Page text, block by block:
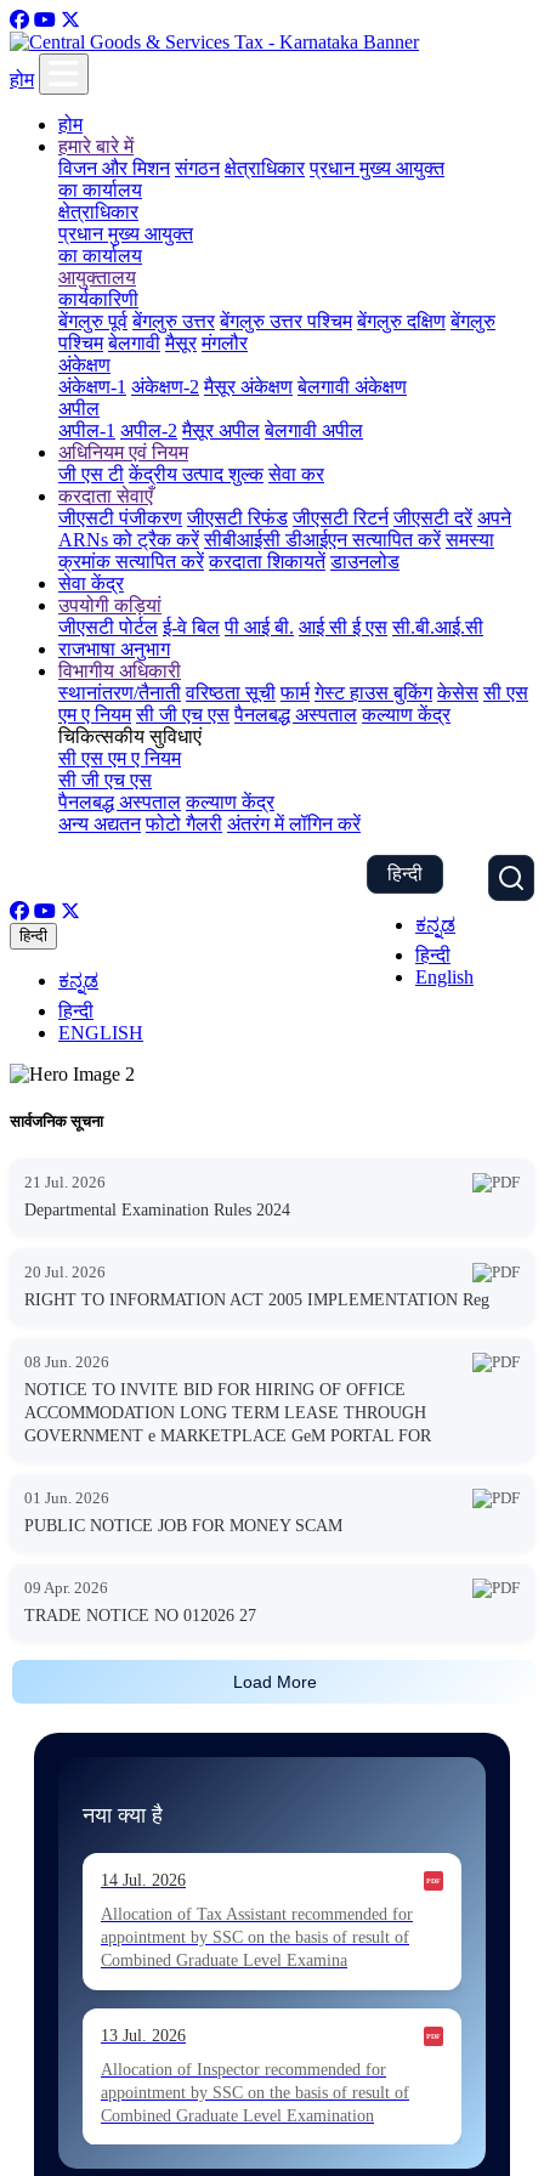
होम
होम
हमारे बारे में
विजन और मिशन संगठन क्षेत्राधिकार प्रधान मुख्य आयुक्त
का कार्यालय
क्षेत्राधिकार
प्रधान मुख्य आयुक्त
का कार्यालय
आयुक्तालय
कार्यकारिणी
बेंगलुरु पूर्व बेंगलुरु उत्तर बेंगलुरु उत्तर पश्चिम बेंगलुरु दक्षिण बेंगलुरु
पश्चिम बेलगावी मैसूर मंगलौर
अंकेक्षण
अंकेक्षण-1 अंकेक्षण-2 मैसूर अंकेक्षण बेलगावी अंकेक्षण
अपील
अपील-1 अपील-2 मैसूर अपील बेलगावी अपील
अधिनियम एवं नियम
जी एस टी केंद्रीय उत्पाद शुल्क सेवा कर
करदाता सेवाएँ
जीएसटी पंजीकरण जीएसटी रिफंड जीएसटी रिटर्न जीएसटी दरें अपने
ARNs को ट्रैक करें सीबीआईसी डीआईएन सत्यापित करें समस्या
क्रमांक सत्यापित करें करदाता शिकायतें डाउनलोड
सेवा केंद्र
उपयोगी कड़ियां
जीएसटी पोर्टल ई-वे बिल पी आई बी. आई सी ई एस सी.बी.आई.सी
राजभाषा अनुभाग
विभागीय अधिकारी
स्थानांतरण/तैनाती वरिष्ठता सूची फार्म गेस्ट हाउस बुकिंग केसेस सी एस
एम ए नियम सी जी एच एस पैनलबद्ध अस्पताल कल्याण केंद्र
चिकित्सकीय सुविधाएं
सी एस एम ए नियम
सी जी एच एस
पैनलबद्ध अस्पताल कल्याण केंद्र
अन्य अद्यतन फोटो गैलरी अंतरंग में लॉगिन करें
हिन्दी
ಕನ್ನಡ
हिन्दी
English
हिन्दी
ಕನ್ನಡ
हिन्दी
ENGLISH
सार्वजनिक सूचना
21 Jul. 2026
Departmental Examination Rules 2024
20 Jul. 2026
RIGHT TO INFORMATION ACT 2005 IMPLEMENTATION Reg
08 Jun. 2026
NOTICE TO INVITE BID FOR HIRING OF OFFICE
ACCOMMODATION LONG TERM LEASE THROUGH
GOVERNMENT e MARKETPLACE GeM PORTAL FOR
01 Jun. 2026
PUBLIC NOTICE JOB FOR MONEY SCAM
09 Apr. 2026
TRADE NOTICE NO 012026 27
Load More
नया क्या है
14 Jul. 2026
Allocation of Tax Assistant recommended for
appointment by SSC on the basis of result of
Combined Graduate Level Examina
13 Jul. 2026
Allocation of Inspector recommended for
appointment by SSC on the basis of result of
Combined Graduate Level Examination